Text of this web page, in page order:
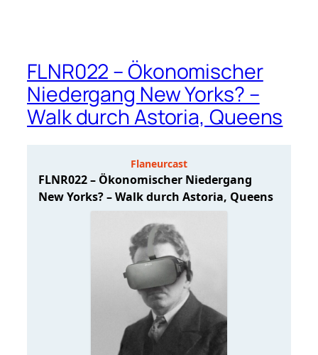
FLNR022 – Ökonomischer
Niedergang New Yorks? –
Walk durch Astoria, Queens